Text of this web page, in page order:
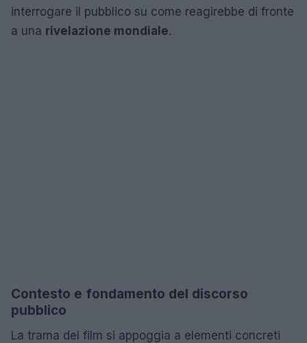
interrogare il pubblico su come reagirebbe di fronte
a una rivelazione mondiale.
Contesto e fondamento del discorso
pubblico
La trama del film si appoggia a elementi concreti